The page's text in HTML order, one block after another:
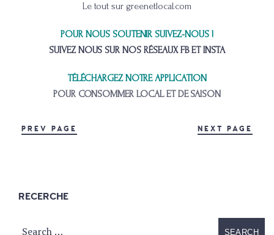
Le tout sur greenetlocal.com
POUR NOUS SOUTENIR SUIVEZ-NOUS !
SUIVEZ NOUS SUR NOS RÉSEAUX FB ET INSTA
TÉLÉCHARGEZ NOTRE APPLICATION
POUR CONSOMMER LOCAL ET DE SAISON
PREV PAGE NEXT PAGE
RECERCHE